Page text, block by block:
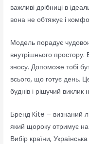
важливі дрібниці в
вона не обтяжує і
Модель порадує
внутрішнього
зносу. Допоможе тобі
всього, що готує день.
буднів і рішучий
Бренд Kite – визнаний
який щороку отримує
Вибір країни,